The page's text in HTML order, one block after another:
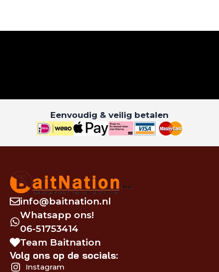
Eenvoudig & veilig betalen
info@baitnation.nl
Whatsapp ons!
06-51753414
Team Baitnation
Volg ons op de socials:
Instagram